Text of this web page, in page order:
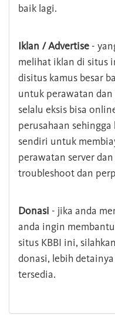
baik lagi.
Iklan / Advertise -
melihat iklan di situs
disitus kamus besar
untuk perawatan
selalu eksis bisa
perusahaan
sendiri untuk
perawatan server
troubleshoot dan
Donasi - jika anda
anda ingin
situs KBBI ini,
donasi, lebih
tersedia.